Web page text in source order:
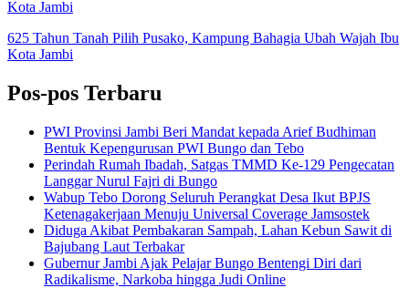
Kota Jambi
625 Tahun Tanah Pilih Pusako, Kampung Bahagia Ubah Wajah Ibu
Kota Jambi
Pos-pos Terbaru
PWI Provinsi Jambi Beri Mandat kepada Arief Budhiman
Bentuk Kepengurusan PWI Bungo dan Tebo
Perindah Rumah Ibadah, Satgas TMMD Ke-129 Pengecatan
Langgar Nurul Fajri di Bungo
Wabup Tebo Dorong Seluruh Perangkat Desa Ikut BPJS
Ketenagakerjaan Menuju Universal Coverage Jamsostek
Diduga Akibat Pembakaran Sampah, Lahan Kebun Sawit di
Bajubang Laut Terbakar
Gubernur Jambi Ajak Pelajar Bungo Bentengi Diri dari
Radikalisme, Narkoba hingga Judi Online